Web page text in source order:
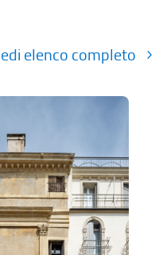
elenco completo